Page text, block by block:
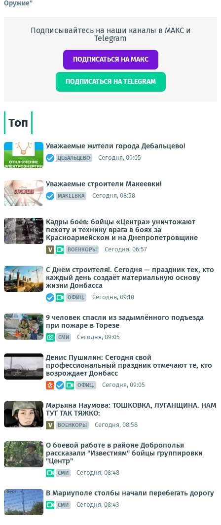
Оружие"
Подписывайтесь на наши каналы в МАКС и
Telegram
ПОДПИСАТЬСЯ НА МАКС
ПОДПИСАТЬСЯ НА TELEGRAM
Топ
Уважаемые жители города Дебальцево!
ДЕБАЛЬЦЕВО Сегодня, 09:05
Уважаемые строители Макеевки!
МАКЕЕВКА Сегодня, 08:58
Кадры боёв: бойцы «Центра» уничтожают
пехоту и технику врага в боях за
Красноармейском и на Днепропетровщине
ВОЕНКОРЫ Сегодня, 06:57
С Днём строителя!. Сегодня — праздник тех, кто
каждый день создаёт материальную основу
жизни Донбасса
ОФИЦ. Сегодня, 09:10
9 человек спасли из задымлённого подъезда
при пожаре в Торезе
СМИ Сегодня, 09:05
Денис Пушилин: Сегодня свой
профессиональный праздник отмечают те, кто
возрождает Донбасс
ОФИЦ. Сегодня, 09:05
Марьяна Наумова: ТОШКОВКА, ЛУГАНЩИНА. НАМ
ТУТ ТАК ТЯЖКО:
ВОЕНКОРЫ Сегодня, 08:58
О боевой работе в районе Доброполья
рассказали "Известиям" бойцы группировки
"Центр"
СМИ Сегодня, 08:48
В Мариуполе столбы начали перебегать дорогу
СМИ Сегодня, 08:43